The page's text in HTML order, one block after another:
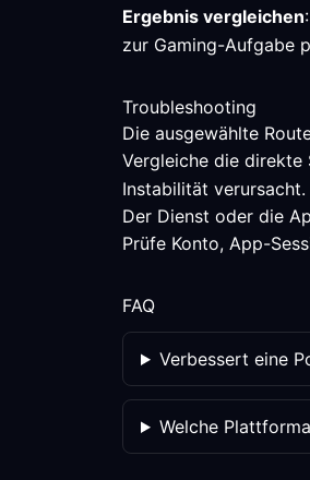
Ergebnis vergleichen
zur Gaming-Aufgabe
Troubleshooting
Die ausgewählte
Vergleiche die direkte
Instabilität verursacht.
Der Dienst oder die
Prüfe Konto, App-
FAQ
Verbessert eine
Welche